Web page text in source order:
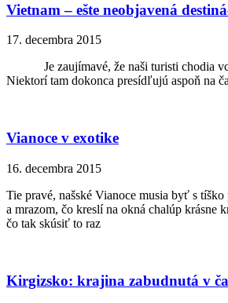
Vietnam – ešte neobjavená
17. decembra 2015
Je zaujímavé, že naši turisti chodia
Niektorí tam dokonca presídľujú aspoň na
Vianoce v exotike
16. decembra 2015
Tie pravé, našské Vianoce musia byť s tíško
a mrazom, čo kreslí na okná chalúp krásne
čo tak skúsiť to raz
Kirgizsko: krajina zabudnutá v